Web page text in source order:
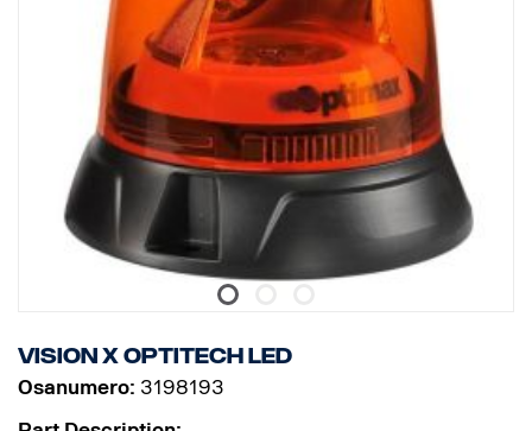
Vision X Optitech LED
Osanumero: 3198193